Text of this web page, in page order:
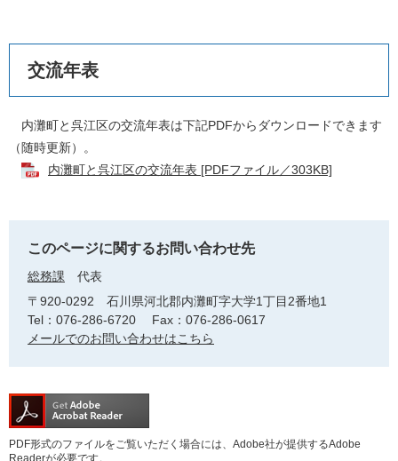
交流年表
内灘町と呉江区の交流年表は下記PDFからダウンロードできます
（随時更新）。
内灘町と呉江区の交流年表 [PDFファイル／303KB]
このページに関するお問い合わせ先
総務課
代表
〒920-0292
石川県河北郡内灘町字大学1丁目2番地1
Tel：076-286-6720
Fax：076-286-0617
メールでのお問い合わせはこちら
PDF形式のファイルをご覧いただく場合には、Adobe社が提供するAdobe
Readerが必要です。